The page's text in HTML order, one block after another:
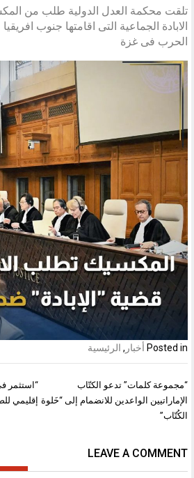
تلقت محكمة العدل الدولية طلب من
الابادة الجماعية التى اقامتها جنوب
الحرب فى غزة
Posted in أخبار , الرئيسية
تصفّح
المقالات
“استثمر
إقليمي
“مجموعة كلمات” تدعو الكتّاب
الإماراتيين الواعدين للانضمام إلى “خَلوة
الكُتّاب”
LEAVE A COMMENT